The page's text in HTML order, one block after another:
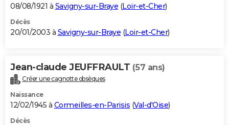
08/08/1921 à Savigny-sur-Braye (Loir-et-Cher)
Décès
20/01/2003 à Savigny-sur-Braye (Loir-et-Cher)
Jean-claude JEUFFRAULT (57 ans)
Créer une cagnotte obsèques
Naissance
12/02/1945 à Cormeilles-en-Parisis (Val-d'Oise)
Décès